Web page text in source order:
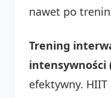
nawet po
Trening
intensywności
efektywny.